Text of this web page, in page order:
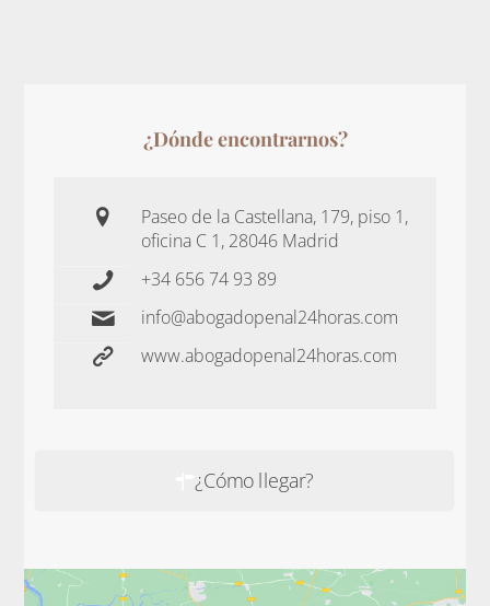
¿Dónde encontrarnos?
Paseo de la Castellana, 179, piso 1,
oficina C 1, 28046 Madrid
+34 656 74 93 89
info@abogadopenal24horas.com
www.abogadopenal24horas.com
¿Cómo llegar?